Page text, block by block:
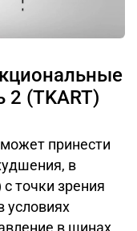
2 (TKART)
принести
в
точки зрения
условиях
в шинах